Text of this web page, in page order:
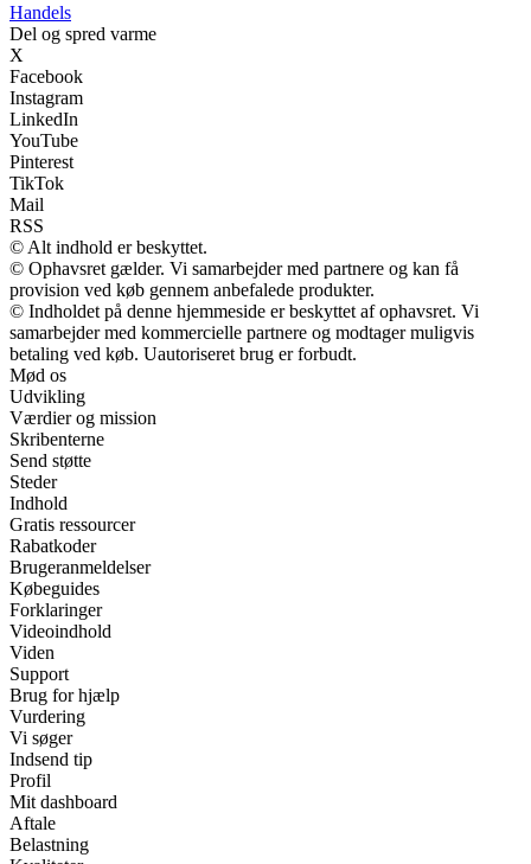
Handels
Del og spred varme
X
Facebook
Instagram
LinkedIn
YouTube
Pinterest
TikTok
Mail
RSS
© Alt indhold er beskyttet.
© Ophavsret gælder. Vi samarbejder med partnere og kan få
provision ved køb gennem anbefalede produkter.
© Indholdet på denne hjemmeside er beskyttet af ophavsret. Vi
samarbejder med kommercielle partnere og modtager muligvis
betaling ved køb. Uautoriseret brug er forbudt.
Mød os
Udvikling
Værdier og mission
Skribenterne
Send støtte
Steder
Indhold
Gratis ressourcer
Rabatkoder
Brugeranmeldelser
Købeguides
Forklaringer
Videoindhold
Viden
Support
Brug for hjælp
Vurdering
Vi søger
Indsend tip
Profil
Mit dashboard
Aftale
Belastning